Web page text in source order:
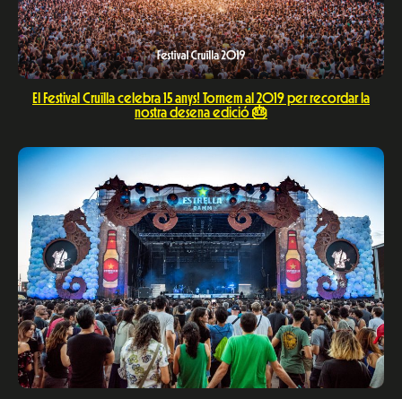
El Festival Cruïlla celebra 15 anys! Tornem al 2019 per recordar la
nostra desena edició 🎂